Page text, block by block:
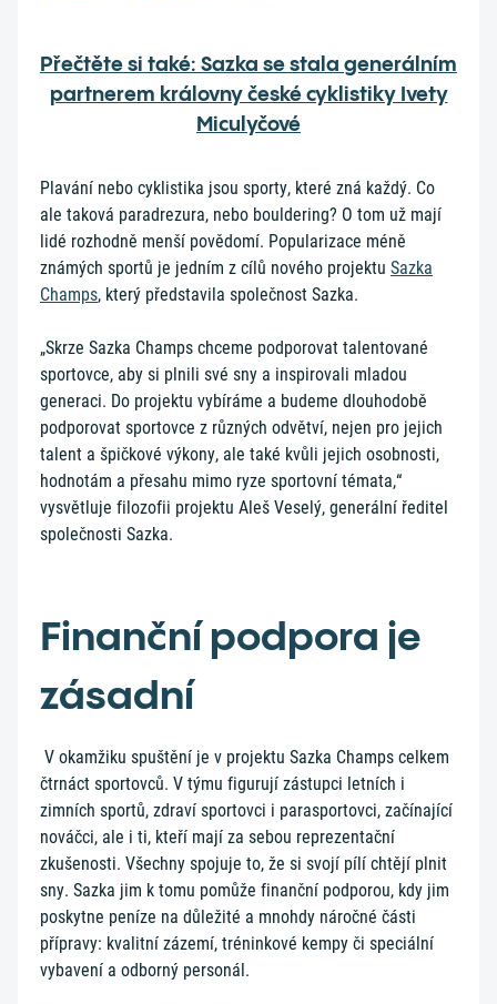
Přečtěte si také: Sazka se stala generálním
partnerem královny české cyklistiky Ivety
Miculyčové
Plavání nebo cyklistika jsou sporty, které zná každý. Co
ale taková paradrezura, nebo bouldering? O tom už mají
lidé rozhodně menší povědomí. Popularizace méně
známých sportů je jedním z cílů nového projektu Sazka
Champs, který představila společnost Sazka.
„Skrze Sazka Champs chceme podporovat talentované
sportovce, aby si plnili své sny a inspirovali mladou
generaci. Do projektu vybíráme a budeme dlouhodobě
podporovat sportovce z různých odvětví, nejen pro jejich
talent a špičkové výkony, ale také kvůli jejich osobnosti,
hodnotám a přesahu mimo ryze sportovní témata,“
vysvětluje filozofii projektu Aleš Veselý, generální ředitel
společnosti Sazka.
Finanční podpora je
zásadní
V okamžiku spuštění je v projektu Sazka Champs celkem
čtrnáct sportovců. V týmu figurují zástupci letních i
zimních sportů, zdraví sportovci i parasportovci, začínající
nováčci, ale i ti, kteří mají za sebou reprezentační
zkušenosti. Všechny spojuje to, že si svojí pílí chtějí plnit
sny. Sazka jim k tomu pomůže finanční podporou, kdy jim
poskytne peníze na důležité a mnohdy náročné části
přípravy: kvalitní zázemí, tréninkové kempy či speciální
vybavení a odborný personál.